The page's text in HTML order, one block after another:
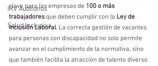
IRV Audífonos
Salud Inclusiva
clave para las empresas de 100 o más
trabajadores que deben cumplir con la Ley de
Inclusión Laboral. La correcta gestión de vacantes
para personas con discapacidad no solo permite
avanzar en el cumplimiento de la normativa, sino
que también facilita la atracción de talento diverso